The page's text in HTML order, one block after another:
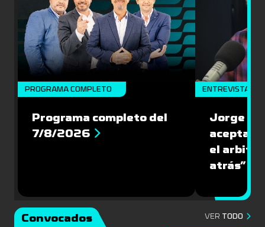
PROGRAMA COMPLETO
Programa completo del
7/8/2026
ENTREVISTA
Jorge
aceptar
el
atrás”
Convocados VER TODO